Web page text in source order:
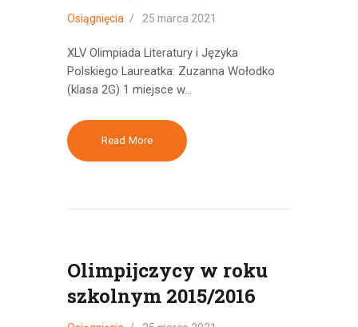
WYDARZENIA
KONTAKT
Osiągnięcia 25 marca 2021
XLV Olimpiada Literatury i Języka
Polskiego Laureatka: Zuzanna Wołodko
(klasa 2G) 1 miejsce w…
Read More
Olimpijczycy w roku
szkolnym 2015/2016